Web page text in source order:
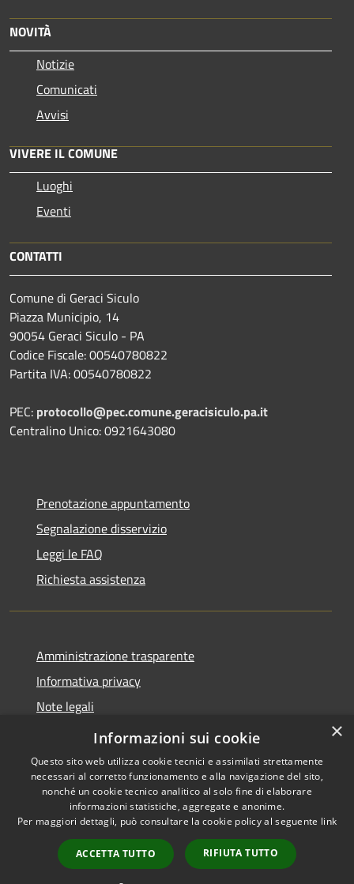
NOVITÀ
Notizie
Comunicati
Avvisi
VIVERE IL COMUNE
Luoghi
Eventi
CONTATTI
Comune di Geraci Siculo
Piazza Municipio, 14
90054 Geraci Siculo - PA
Codice Fiscale: 00540780822
Partita IVA: 00540780822
PEC: protocollo@pec.comune.geracisiculo.pa.it
Centralino Unico: 0921643080
Prenotazione appuntamento
Segnalazione disservizio
Leggi le FAQ
Richiesta assistenza
Amministrazione trasparente
Informativa privacy
Note legali
Dichiarazione di accessibilità
Accessibilità
Copyright © 2026 • Comune di
Geraci Siculo • Powered by
Municipium•
Accesso
redazione
×
Informazioni sui cookie
Questo sito web utilizza cookie tecnici e assimilati strettamente
necessari al corretto funzionamento e alla navigazione del sito,
nonché un cookie tecnico analitico al solo fine di elaborare
informazioni statistiche, aggregate e anonime.
Per maggiori dettagli, può consultare la cookie policy al seguente link
ACCETTA TUTTO RIFIUTA TUTTO